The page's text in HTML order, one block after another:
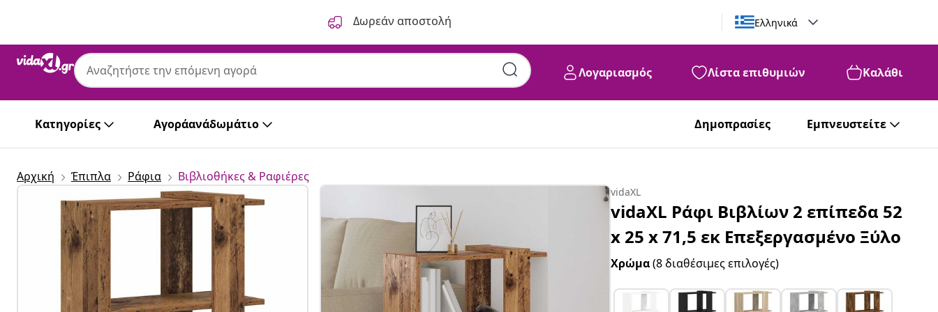
Δωρεάν αποστολή Ελληνικά
Λογαριασμός Λίστα επιθυμιών Καλάθι
Κατηγορίες Αγοράανάδωμάτιο Δημοπρασίες Εμπνευστείτε
Αρχική Έπιπλα Ράφια Βιβλιοθήκες & Ραφιέρες
vidaXL
vidaXL Ράφι Βιβλίων 2 επίπεδα 52
x 25 x 71,5 εκ Επεξεργασμένο Ξύλο
Χρώμα(8 διαθέσιμες επιλογές)